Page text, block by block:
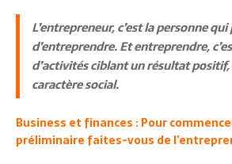
L’entrepreneur, c’est la personne
d’entreprendre. Et entreprendre,
d’activités ciblant un résultat
caractère social.
Business et finances : Pour
préliminaire faites-vous de